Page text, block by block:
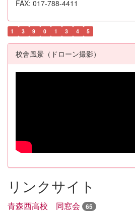
FAX: 017-788-4411
1 3 9 0 1 3 4 5
校舎風景（ドローン撮影）
リンクサイト
青森西高校 同窓会 65